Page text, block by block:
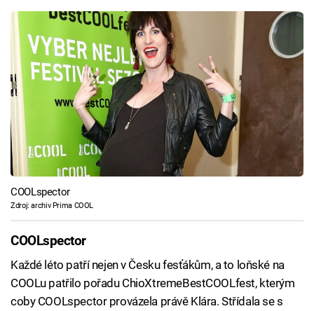
COOLspector
Zdroj: archiv Prima COOL
COOLspector
Každé léto patří nejen v Česku fesťákům, a to loňské na
COOLu patřilo pořadu ChioXtremeBestCOOLfest, kterým
coby COOLspector provázela právě Klára. Střídala se s